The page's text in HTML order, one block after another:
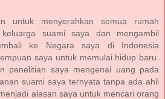
untuk menyerahkan semua rumah
suami saya dan mengambil
ke Negara saya di Indonesia
saya untuk memulai hidup baru.
penelitian saya mengenai uang pada
suami saya ternyata tanpa ada ahli
alasan saya untuk mencari orang